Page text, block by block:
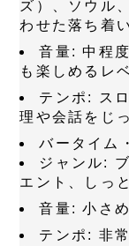
ズ）、ソウル
わせた落ち着
音量: 中程
も楽しめるレ
テンポ:
ス
理や会話をじ
バータイム
ジャンル:
エント、しっ
音量: 小さ
テンポ: 非